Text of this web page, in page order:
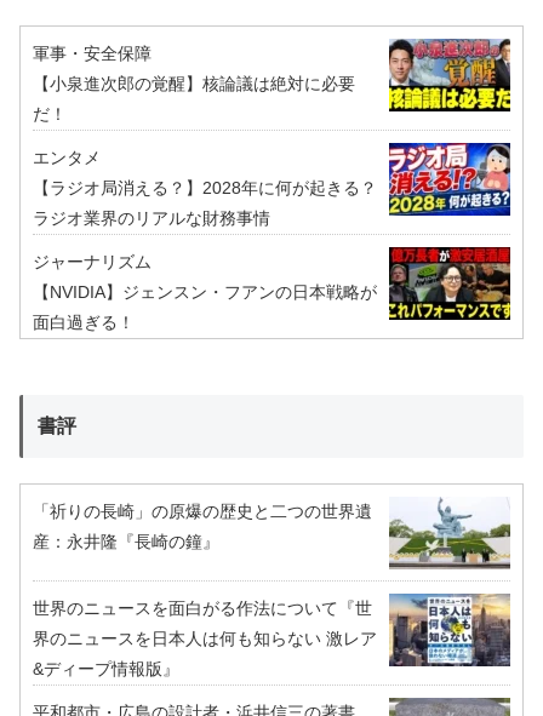
軍事・安全保障
【小泉進次郎の覚醒】核論議は絶対に必要
だ！
エンタメ
【ラジオ局消える？】2028年に何が起きる？
ラジオ業界のリアルな財務事情
ジャーナリズム
【NVIDIA】ジェンスン・フアンの日本戦略が
面白過ぎる！
書評
「祈りの長崎」の原爆の歴史と二つの世界遺
産：永井隆『長崎の鐘』
世界のニュースを面白がる作法について『世
界のニュースを日本人は何も知らない 激レア
&ディープ情報版』
平和都市・広島の設計者・浜井信三の著書